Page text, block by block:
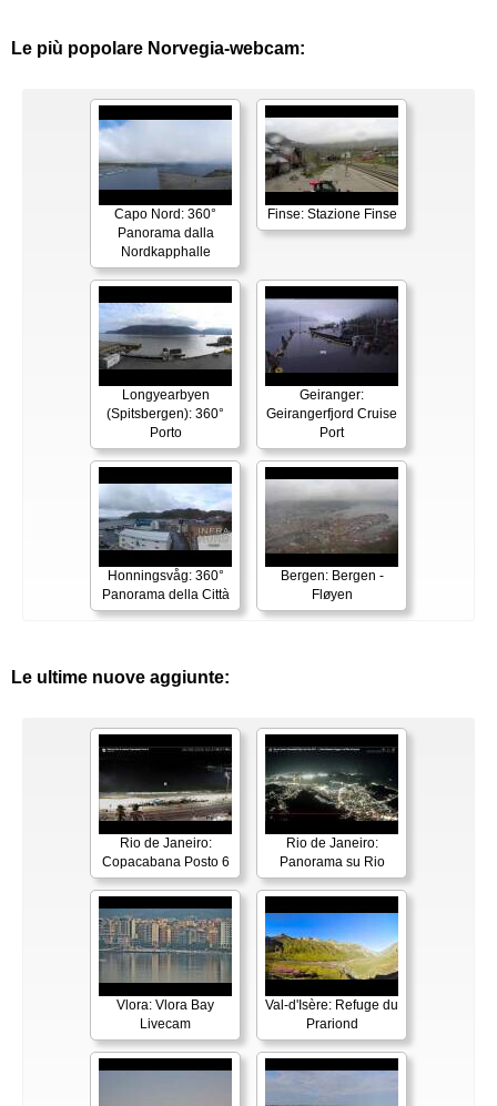
Le più popolare Norvegia-webcam:
Capo Nord: 360°
Panorama dalla
Nordkapphalle
Finse: Stazione Finse
Longyearbyen
(Spitsbergen): 360°
Porto
Geiranger:
Geirangerfjord Cruise
Port
Honningsvåg: 360°
Panorama della Città
Bergen: Bergen -
Fløyen
Le ultime nuove aggiunte:
Rio de Janeiro:
Copacabana Posto 6
Rio de Janeiro:
Panorama su Rio
Vlora: Vlora Bay
Livecam
Val-d'Isère: Refuge du
Prariond